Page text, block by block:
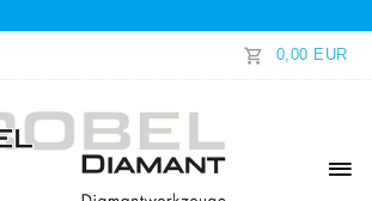
0,00 EUR